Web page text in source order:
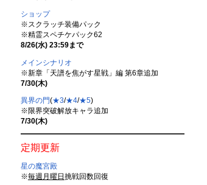
ショップ
※スクラッチ装備パック
※精霊スペチケパック62
8/26(水) 23:59まで
メインシナリオ
※新章「天譜を焦がす星戦」編 第6章追加
7/30(木)
異界の門(★3/★4/★5)
※限界突破解放キャラ追加
7/30(木)
定期更新
星の魔宮殿
※毎週月曜日 挑戦回数回復